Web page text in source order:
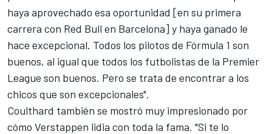
haya aprovechado esa oportunidad [en su primera
carrera con Red Bull en Barcelona] y haya ganado le
hace excepcional. Todos los pilotos de Fórmula 1 son
buenos, al igual que todos los futbolistas de la Premier
League son buenos. Pero se trata de encontrar a los
chicos que son excepcionales".
Coulthard también se mostró muy impresionado por
cómo Verstappen lidia con toda la fama. "Si te lo